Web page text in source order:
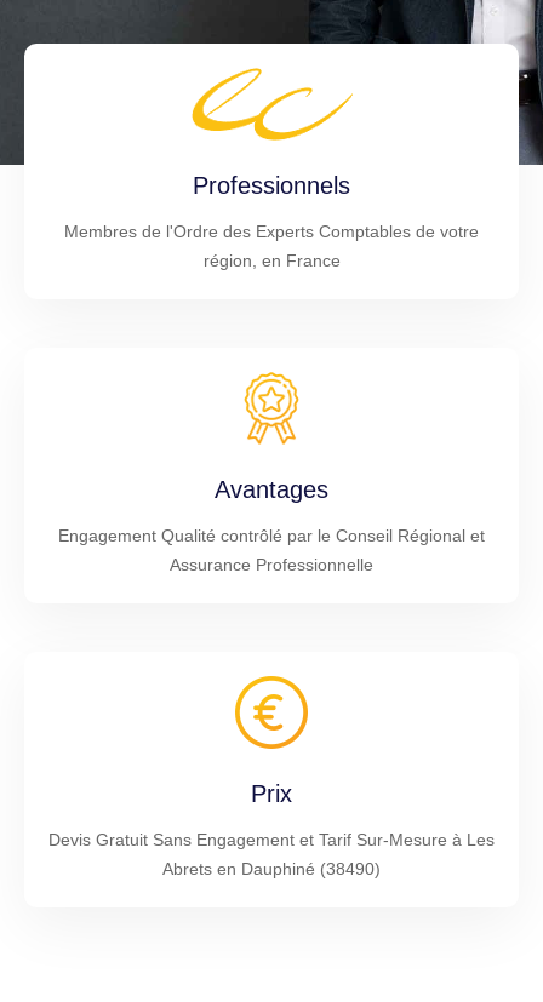
Professionnels
Membres de l'Ordre des Experts Comptables de votre
région, en France
Avantages
Engagement Qualité contrôlé par le Conseil Régional et
Assurance Professionnelle
Prix
Devis Gratuit Sans Engagement et Tarif Sur-Mesure à Les
Abrets en Dauphiné (38490)